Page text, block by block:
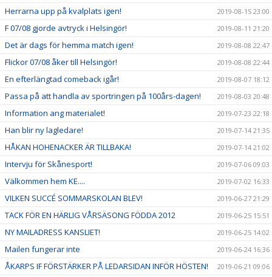
Herrarna upp på kvalplats igen! 2019-08-15 23:00
F 07/08 gjorde avtryck i Helsingör! 2019-08-11 21:20
Det är dags för hemma match igen! 2019-08-08 22:47
Flickor 07/08 åker till Helsingör! 2019-08-08 22:44
En efterlängtad comeback igår! 2019-08-07 18:12
Passa på att handla av sportringen på 100års-dagen! 2019-08-03 20:48
Information ang materialet! 2019-07-23 22:18
Han blir ny lagledare! 2019-07-14 21:35
HÅKAN HOHENACKER ÄR TILLBAKA! 2019-07-14 21:02
Intervju för Skånesport! 2019-07-06 09:03
Välkommen hem KE.... 2019-07-02 16:33
VILKEN SUCCÉ SOMMARSKOLAN BLEV! 2019-06-27 21:29
TACK FÖR EN HÄRLIG VÅRSÄSONG FÖDDA 2012 2019-06-25 15:51
NY MAILADRESS KANSLIET! 2019-06-25 14:02
Mailen fungerar inte 2019-06-24 16:36
ÅKARPS IF FÖRSTÄRKER PÅ LEDARSIDAN INFÖR HÖSTEN! 2019-06-21 09:06